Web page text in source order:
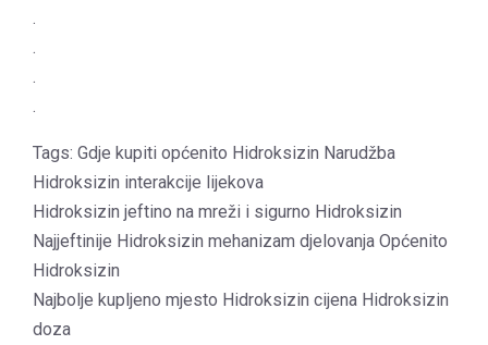
.
.
.
.
Tags: Gdje kupiti općenito Hidroksizin Narudžba
Hidroksizin interakcije lijekova
Hidroksizin jeftino na mreži i sigurno Hidroksizin
Najjeftinije Hidroksizin mehanizam djelovanja Općenito
Hidroksizin
Najbolje kupljeno mjesto Hidroksizin cijena Hidroksizin
doza